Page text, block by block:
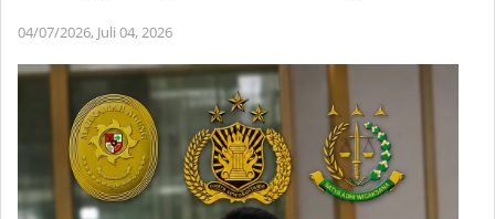
04/07/2026, Juli 04, 2026